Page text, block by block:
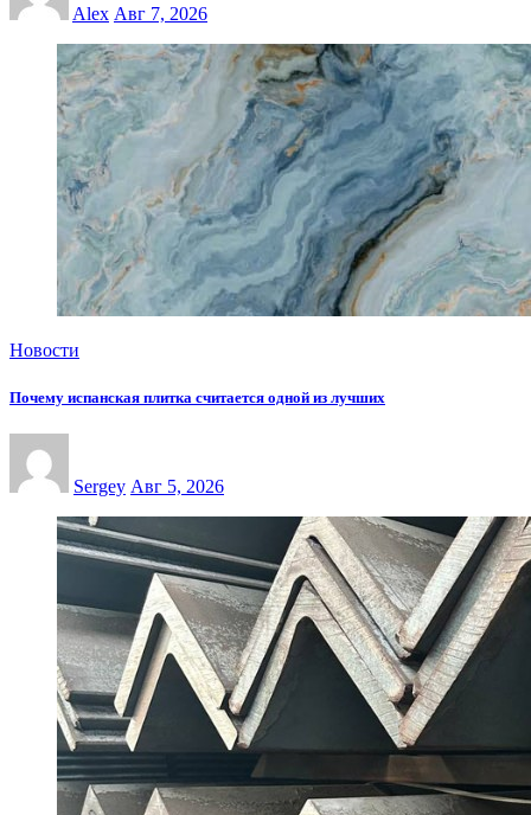
Alex Авг 7, 2026
Новости
Почему испанская плитка считается одной из лучших
Sergey Авг 5, 2026